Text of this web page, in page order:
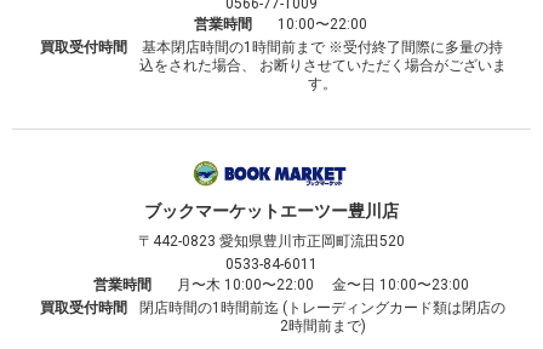
営業時間
10:00〜22:00
買取受付時間
基本閉店時間の1時間前まで ※受付終了間際に多量の持
込をされた場合、 お断りさせていただく場合がございま
す。
ブックマーケットエーツー豊川店
〒442-0823 愛知県豊川市正岡町流田520
0533-84-6011
営業時間
月〜木 10:00〜22:00 金〜日 10:00〜23:00
買取受付時間
閉店時間の1時間前迄 (トレーディングカード類は閉店の
2時間前まで)